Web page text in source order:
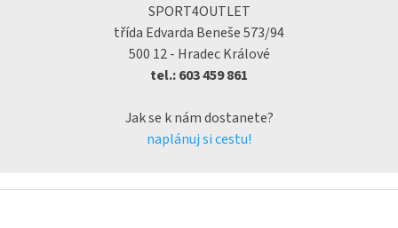
SPORT4OUTLET
třída Edvarda Beneše 573/94
500 12 - Hradec Králové
tel.: 603 459 861
Jak se k nám dostanete?
naplánuj si cestu!